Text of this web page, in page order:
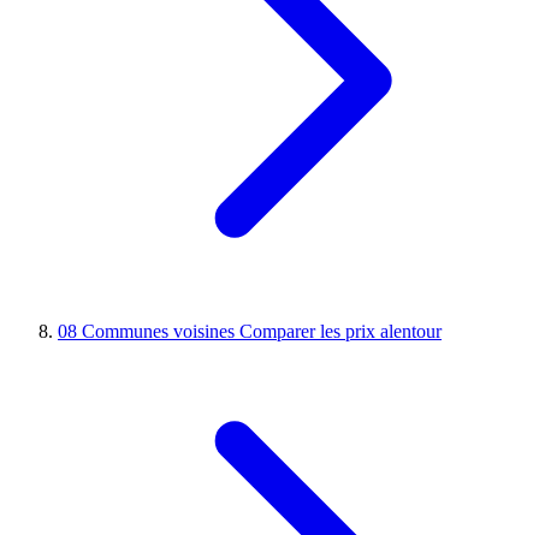
08 Communes voisines Comparer les prix alentour